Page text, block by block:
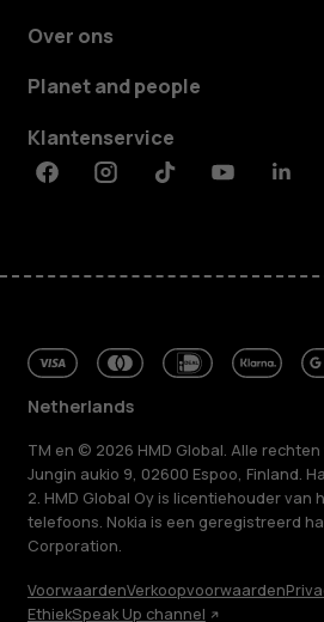
Over ons
Planet and people
Klantenservice
FacebookInstagramTiktokYoutube
Netherlands
TM en © 2026 HMD Global. Alle
Jungin aukio 9, 02600 Espoo, Finland.
2. HMD Global Oy is licentiehouder van
telefoons. Nokia is een geregistreerd
Corporation.
VoorwaardenVerkoopvoorwaarden
EthiekSpeak Up channel